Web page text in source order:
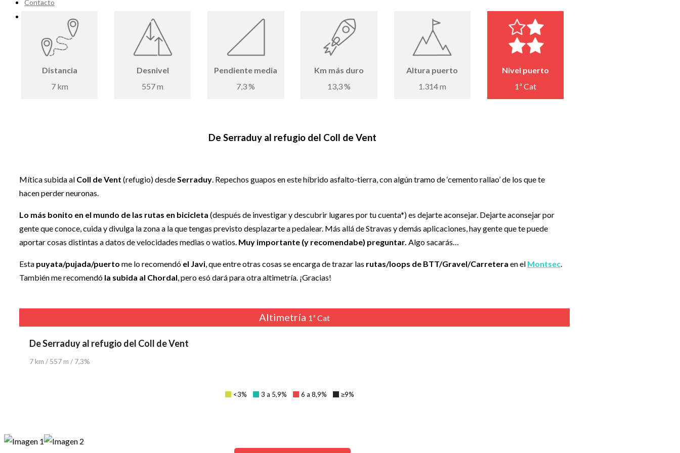
Contacto
Distancia
7 km
Desnivel
557 m
Pendiente media
7,3 %
Km más duro
13,3 %
Altura puerto
1.314 m
Nivel puerto
1ª Cat
De Serraduy al refugio del Coll de Vent
Mítica subida al Coll de Vent (refugio) desdeSerraduy. Repechos guapos en este híbrido asfalto-tierra, con algún tramo de ‘cemento rallao’ de los que te
hacen perder neuronas.
Lo más bonito en el mundo de las rutas en bicicleta (después de investigar y descubrir lugares por tu cuenta*) es dejarte aconsejar. Dejarte aconsejar por
gente que conoce, cuida y divulga la zona a la que tengas previsto desplazarte a pedalear. Más allá de Stravas y demás aplicaciones, hay gente que te puede
aportar cosas distintas a datos de velocidades medias o watios. Muy importante (y recomendabe) preguntar. Algo sacarás…
Esta puyata/pujada/puerto me lo recomendó el Javi, que entre otras cosas se encarga de trazar las rutas/loops de BTT/Gravel/Carretera en el Montsec.
También me recomendó la subida al Chordal, pero esó dará para otra altimetría. ¡Gracias!
Altimetría 1ª Cat
De Serraduy al refugio del Coll de Vent
7 km / 557 m / 7,3%
<3% 3 a 5,9% 6 a 8,9% ≥9%